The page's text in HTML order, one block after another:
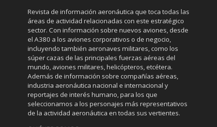
Revista de información aeronáutica que toca todas las
áreas de actividad relacionadas con este estratégico
sector. Con información sobre nuevos aviones, desde
el A380 a los aviones corporativos o de negocio,
incluyendo también aeronaves militares, como los
súper cazas de las principales fuerzas aéreas del
mundo, aviones militares, helicópteros, etcétera.
Además de información sobre compañías aéreas,
industria aeronáutica nacional e internacional y
reportajes de interés humano, para los que
seleccionamos a los personajes más representativos
de la actividad aeronáutica en todas sus vertientes.